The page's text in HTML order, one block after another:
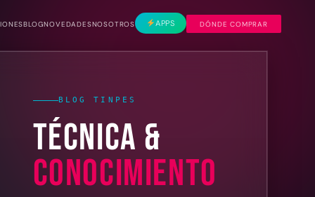
BLOGNOVEDADESNOSOTROS APPS DÓNDE COMPRAR
BLOG TINPES
TÉCNICA &
CONOCIMIENTO